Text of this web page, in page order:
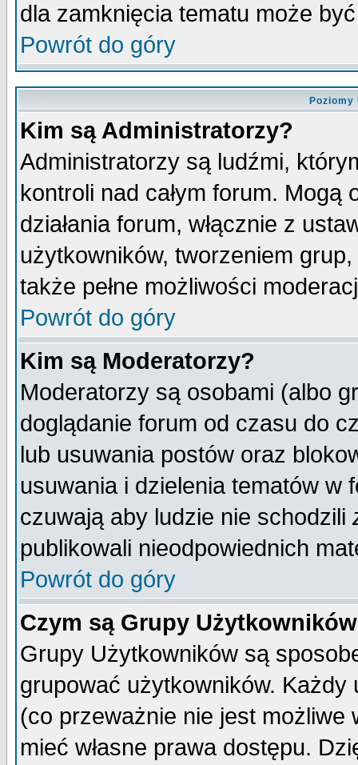
dla zamknięcia tematu może
Powrót do góry
Kim są Administratorzy?
Administratorzy są ludźmi,
kontroli nad całym forum.
działania forum, włącznie z
użytkowników, tworzeniem
także pełne możliwości
Powrót do góry
Kim są Moderatorzy?
Moderatorzy są osobami (albo
doglądanie forum od czasu do
lub usuwania postów oraz
usuwania i dzielenia tematów w
czuwają aby ludzie nie schodzili
publikowali nieodpowiednich
Powrót do góry
Czym są Grupy
Grupy Użytkowników są
grupować użytkowników.
(co przeważnie nie jest
mieć własne prawa dostępu.